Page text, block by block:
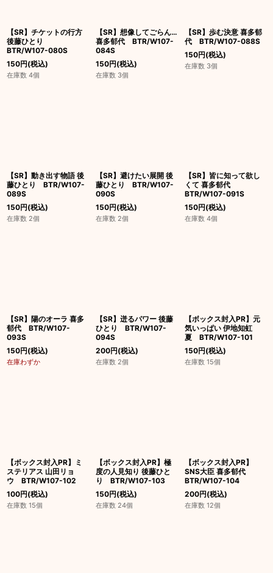
【SR】チケットの行方
後藤ひとり
BTR/W107-080S
150円(税込)
在庫数 4個
【SR】想像してごらん…
喜多郁代 BTR/W107-
084S
150円(税込)
在庫数 3個
【SR】歩む決意 喜多郁
代 BTR/W107-088S
150円(税込)
在庫数 3個
【SR】動き出す物語 後
藤ひとり BTR/W107-
089S
150円(税込)
在庫数 2個
【SR】避けたい展開 後
藤ひとり BTR/W107-
090S
150円(税込)
在庫数 2個
【SR】皆に知って欲し
くて 喜多郁代
BTR/W107-091S
150円(税込)
在庫数 4個
【SR】陽のオーラ 喜多
郁代 BTR/W107-
093S
150円(税込)
在庫わずか
【SR】迸るパワー 後藤
ひとり BTR/W107-
094S
200円(税込)
在庫数 2個
【ボックス封入PR】元
気いっぱい 伊地知虹
夏 BTR/W107-101
150円(税込)
在庫数 15個
【ボックス封入PR】ミ
ステリアス 山田リョ
ウ BTR/W107-102
100円(税込)
在庫数 15個
【ボックス封入PR】極
度の人見知り 後藤ひと
り BTR/W107-103
150円(税込)
在庫数 24個
【ボックス封入PR】
SNS大臣 喜多郁代
BTR/W107-104
200円(税込)
在庫数 12個